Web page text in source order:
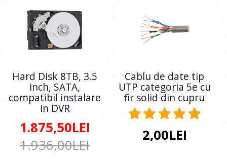
Hard Disk 8TB, 3.5
inch, SATA,
compatibil instalare
in DVR
1.875,50LEI
1.936,00LEI
Cablu de date tip
UTP categoria 5e cu
fir solid din cupru
2,00LEI